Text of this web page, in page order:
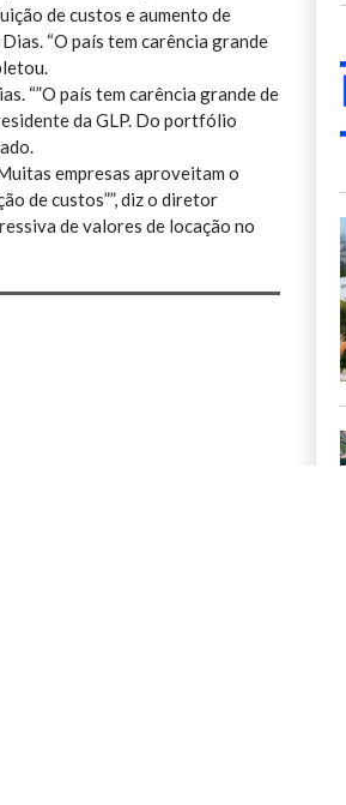
de custos e aumento de
“O país tem carência grande
“”O país tem carência grande de
da GLP. Do portfólio
empresas aproveitam o
de custos””, diz o diretor
de valores de locação no